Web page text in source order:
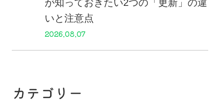
が知っておきたい2つの「更新」の違
いと注意点
2026.08.07
カテゴリー